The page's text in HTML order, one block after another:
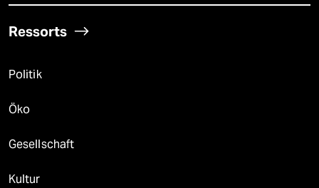
Ressorts
Politik
Öko
Gesellschaft
Kultur